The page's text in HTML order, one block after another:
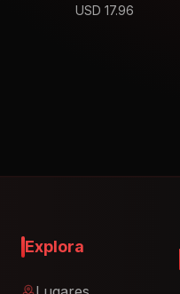
USD 17.96
Explora